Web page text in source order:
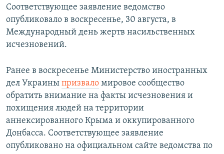
Соответствующее заявление ведомство
опубликовало в воскресенье, 30 августа, в
Международный день жертв насильственных
исчезновений.
Ранее в воскресенье Министерство иностранных
дел Украины призвало мировое сообщество
обратить внимание на факты исчезновения и
похищения людей на территории
аннексированного Крыма и оккупированного
Донбасса. Соответствующее заявление
опубликовано на официальном сайте ведомства по